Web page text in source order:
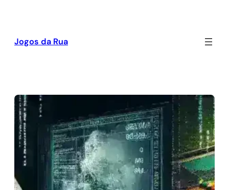
conteúdo
Jogos da Rua